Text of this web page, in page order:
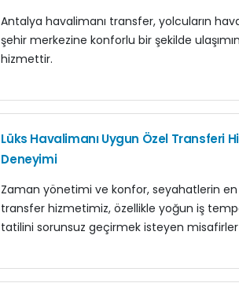
Antalya havalimanı transfer, yolcuların
şehir merkezine konforlu bir şekilde
hizmettir.
Lüks Havalimanı Uygun Özel Transferi
Deneyimi
Zaman yönetimi ve konfor, seyahatlerin en
transfer hizmetimiz, özellikle yoğun iş
tatilini sorunsuz geçirmek isteyen